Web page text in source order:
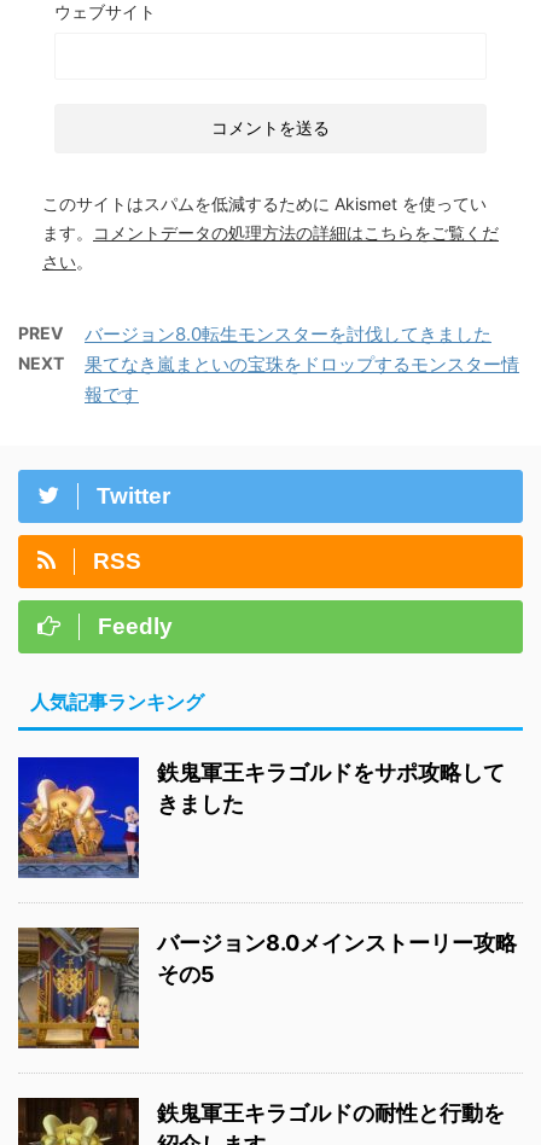
ウェブサイト
このサイトはスパムを低減するために Akismet を使ってい
ます。
コメントデータの処理方法の詳細はこちらをご覧くだ
さい。
PREV バージョン8.0転生モンスターを討伐してきました
NEXT
果てなき嵐まといの宝珠をドロップするモンスター情
報です
Twitter
RSS
Feedly
人気記事ランキング
鉄鬼軍王キラゴルドをサポ攻略して
きました
バージョン8.0メインストーリー攻略
その5
鉄鬼軍王キラゴルドの耐性と行動を